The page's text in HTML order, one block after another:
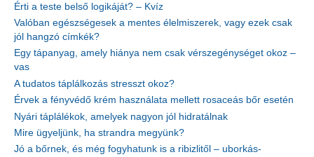
Érti a teste belső logikáját? – Kvíz
Valóban egészségesek a mentes élelmiszerek, vagy ezek csak
jól hangzó címkék?
Egy tápanyag, amely hiánya nem csak vérszegénységet okoz –
vas
A tudatos táplálkozás stresszt okoz?
Érvek a fényvédő krém használata mellett rosaceás bőr esetén
Nyári táplálékok, amelyek nagyon jól hidratálnak
Mire ügyeljünk, ha strandra megyünk?
Jó a bőrnek, és még fogyhatunk is a ribizlitől – uborkás-